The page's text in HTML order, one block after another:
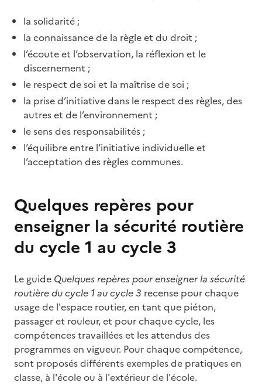
la solidarité ;
la connaissance de la règle et du droit ;
l’écoute et l’observation, la réflexion et le
discernement ;
le respect de soi et la maîtrise de soi ;
la prise d’initiative dans le respect des règles, des
autres et de l’environnement ;
le sens des responsabilités ;
l’équilibre entre l’initiative individuelle et
l’acceptation des règles communes.
Quelques repères pour
enseigner la sécurité routière
du cycle 1 au cycle 3
Le guide Quelques repères pour enseigner la sécurité
routière du cycle 1 au cycle 3 recense pour chaque
usage de l'espace routier, en tant que piéton,
passager et rouleur, et pour chaque cycle, les
compétences travaillées et les attendus des
programmes en vigueur. Pour chaque compétence,
sont proposés différents exemples de pratiques en
classe, à l'école ou à l'extérieur de l'école.